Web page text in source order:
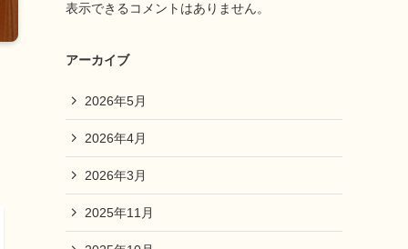
表示できるコメントはありません。
アーカイブ
2026年5月
2026年4月
2026年3月
2025年11月